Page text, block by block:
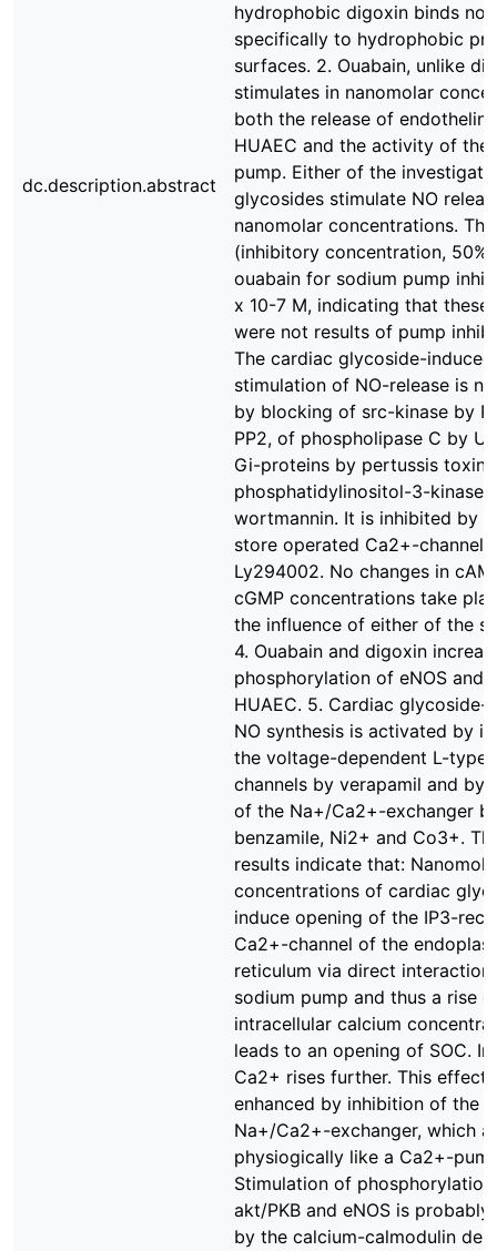
dc.description.abstract
hydrophobic digoxin binds
specifically to hydrophobic
surfaces. 2. Ouabain, unlike
stimulates in nanomolar
both the release of
HUAEC and the activity of the
pump. Either of the
glycosides stimulate NO
nanomolar concentrations.
(inhibitory concentration,
ouabain for sodium pump
x 10-7 M, indicating that these
were not results of pump
The cardiac glycoside-induced
stimulation of NO-release is
by blocking of src-kinase by
PP2, of phospholipase C by
Gi-proteins by pertussis toxin
phosphatidylinositol-3-kinase
wortmannin. It is inhibited by
store operated Ca2+-channels
Ly294002. No changes in
cGMP concentrations take
the influence of either of the
4. Ouabain and digoxin
phosphorylation of eNOS and
HUAEC. 5. Cardiac glycoside-
NO synthesis is activated by
the voltage-dependent L-
channels by verapamil and by
of the Na+/Ca2+-exchanger
benzamile, Ni2+ and Co3+.
results indicate that:
concentrations of cardiac
induce opening of the IP3-
Ca2+-channel of the
reticulum via direct
sodium pump and thus a rise
intracellular calcium
leads to an opening of SOC.
Ca2+ rises further. This effect
enhanced by inhibition of the
Na+/Ca2+-exchanger, which
physiogically like a Ca2+-
Stimulation of
akt/PKB and eNOS is probably
by the calcium-calmodulin